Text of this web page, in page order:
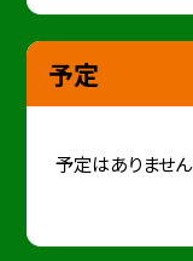
予定
予定はありません